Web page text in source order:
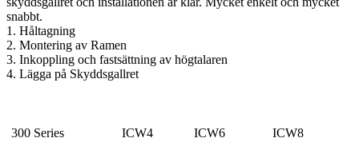
snabbt.
1. Håltagning
2. Montering av Ramen
3. Inkoppling och fastsättning av högtalaren
4. Lägga på Skyddsgallret
300 Series ICW4 ICW6 ICW8